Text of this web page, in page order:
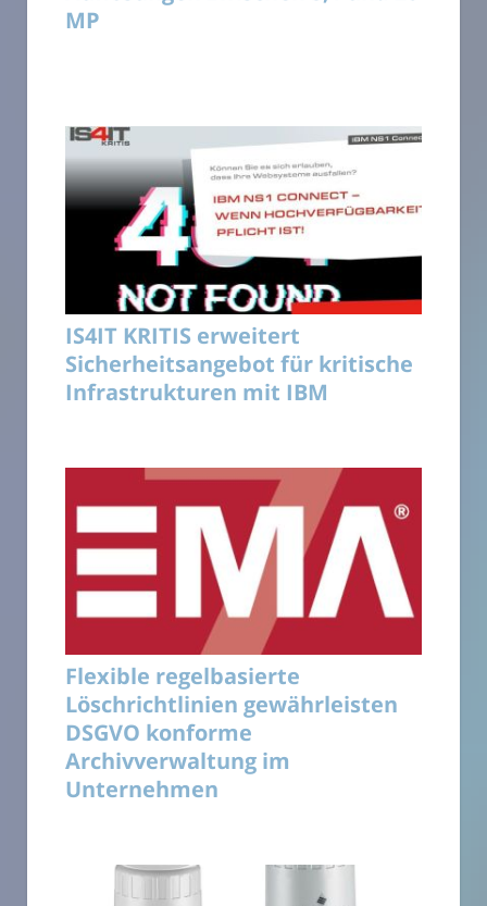
MP
IS4IT KRITIS erweitert
Sicherheitsangebot für kritische
Infrastrukturen mit IBM
Flexible regelbasierte
Löschrichtlinien gewährleisten
DSGVO konforme
Archivverwaltung im
Unternehmen